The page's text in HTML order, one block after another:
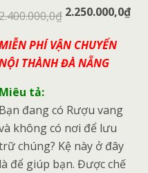
₫ 2.250.000,0₫
PHÍ VẬN CHUYỂN
THÀNH ĐÀ NẴNG
Miêu tả:
Bạn đang có Rượu vang
không có nơi để lưu
chúng? Kệ này ở đây
là để giúp bạn. Được chế